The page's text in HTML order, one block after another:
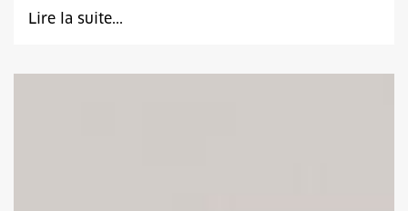
Lire la suite...